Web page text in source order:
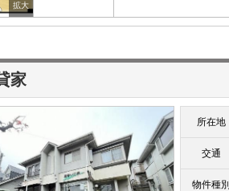
家
所在地
交通
物件種別